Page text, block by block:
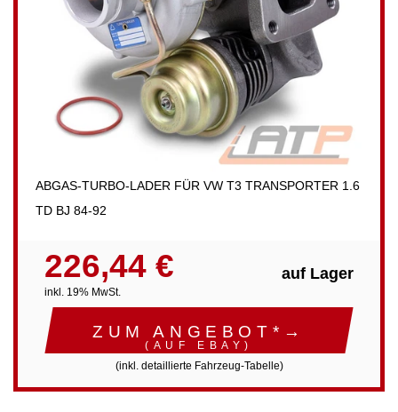
ABGAS-TURBO-LADER FÜR VW T3 TRANSPORTER 1.6
TD BJ 84-92
226,44 €
inkl. 19% MwSt.
auf Lager
ZUM ANGEBOT*→
(AUF EBAY)
(inkl. detaillierte Fahrzeug-Tabelle)